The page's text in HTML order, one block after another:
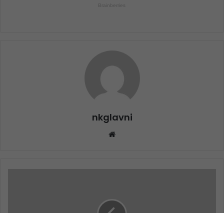
nkglavni